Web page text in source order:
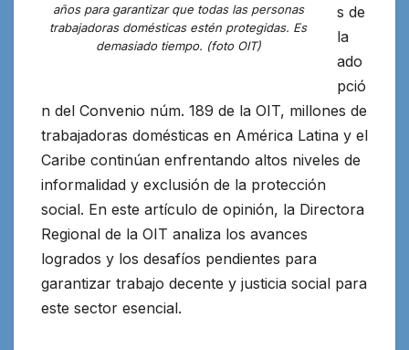
años para garantizar que todas las personas
trabajadoras domésticas estén protegidas. Es
demasiado tiempo. (foto OIT)
s de
la
ado
pció
n del Convenio núm. 189 de la OIT, millones de
trabajadoras domésticas en América Latina y el
Caribe continúan enfrentando altos niveles de
informalidad y exclusión de la protección
social. En este artículo de opinión, la Directora
Regional de la OIT analiza los avances
logrados y los desafíos pendientes para
garantizar trabajo decente y justicia social para
este sector esencial.